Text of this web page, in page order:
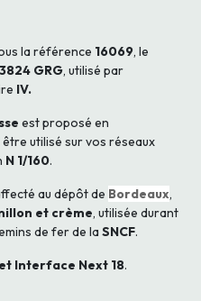
la référence 16069, le
GRG, utilisé par
IV.
est proposé en
être utilisé sur vos réseaux
N 1/160.
au dépôt de Bordeaux,
et crème, utilisée durant
de fer de la SNCF.
Interface Next 18.